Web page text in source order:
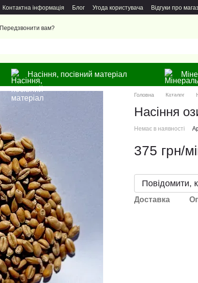
Контактна інформація Блог Угода користувача Відгуки про
Передзвонити вам?
Насіння, посівний матеріал
Головна Каталог
Насіння
Немає в наявності
375 грн/
Повідомити,
Доставка